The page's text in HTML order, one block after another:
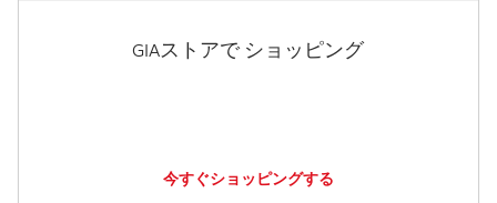
GIAストアで ショッピング
今すぐショッピングする